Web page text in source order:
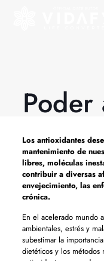
Poder
Los antioxidantes
mantenimiento de
libres, moléculas
contribuir a diversas
envejecimiento, las
crónica.
En el acelerado mundo
ambientales, estrés y
subestimar la
dietéticos y los métodos